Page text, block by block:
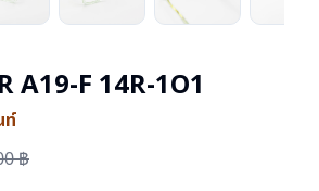
A19-F 14R-1O1
ท์
฿